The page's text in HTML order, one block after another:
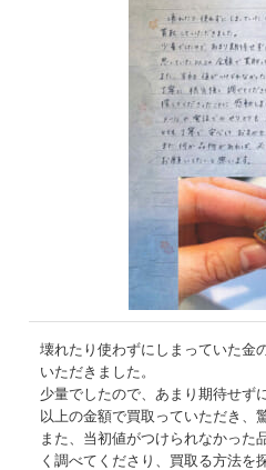
壊れたり使わずにしまっていた金
いただきました。
少量でしたので、あまり期待せず
以上の金額で買取っていただき、
また、当初値がつけられなかった
く調べてくださり、買取る方法を